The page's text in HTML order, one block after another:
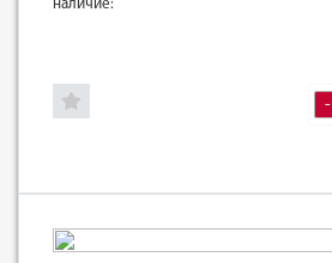
наличие:
-